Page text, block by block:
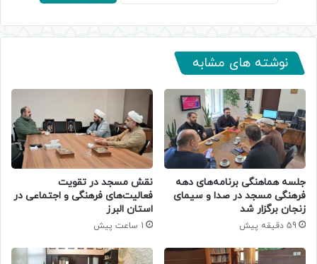
نوشته های مشابه
جلسه هماهنگی برنامه‌های دهه
فرهنگی مسجد در صدا و سیمای
زنجان برگزار شد
59 دقیقه پیش
نقش مسجد در تقویت
فعالیت‌های فرهنگی و اجتماعی در
استان البرز
1 ساعت پیش